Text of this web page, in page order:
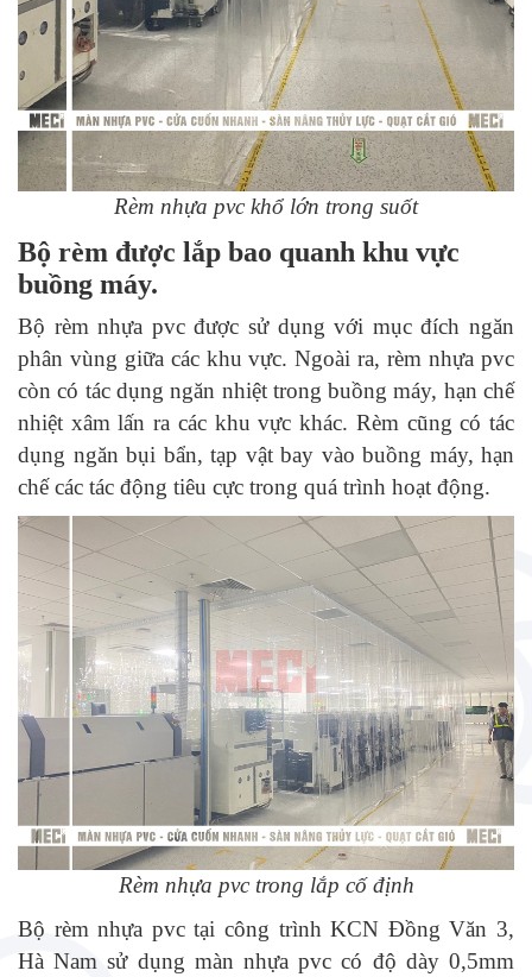
Rèm nhựa pvc khổ lớn trong suốt
Bộ rèm được lắp bao quanh khu vực
buồng máy.
Bộ rèm nhựa pvc được sử dụng với mục đích ngăn
phân vùng giữa các khu vực. Ngoài ra, rèm nhựa pvc
còn có tác dụng ngăn nhiệt trong buồng máy, hạn chế
nhiệt xâm lấn ra các khu vực khác. Rèm cũng có tác
dụng ngăn bụi bẩn, tạp vật bay vào buồng máy, hạn
chế các tác động tiêu cực trong quá trình hoạt động.
Rèm nhựa pvc trong lắp cố định
Bộ rèm nhựa pvc tại công trình KCN Đồng Văn 3,
Hà Nam sử dụng màn nhựa pvc có độ dày 0,5mm